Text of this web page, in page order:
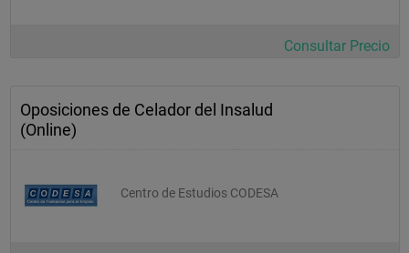
Consultar Precio
Oposiciones de Celador del Insalud
(Online)
Centro de Estudios CODESA